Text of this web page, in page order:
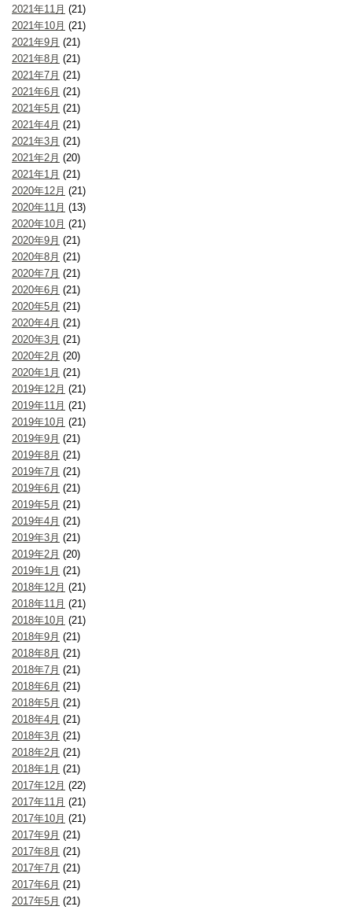
2021年11月 (21)
2021年10月 (21)
2021年9月 (21)
2021年8月 (21)
2021年7月 (21)
2021年6月 (21)
2021年5月 (21)
2021年4月 (21)
2021年3月 (21)
2021年2月 (20)
2021年1月 (21)
2020年12月 (21)
2020年11月 (13)
2020年10月 (21)
2020年9月 (21)
2020年8月 (21)
2020年7月 (21)
2020年6月 (21)
2020年5月 (21)
2020年4月 (21)
2020年3月 (21)
2020年2月 (20)
2020年1月 (21)
2019年12月 (21)
2019年11月 (21)
2019年10月 (21)
2019年9月 (21)
2019年8月 (21)
2019年7月 (21)
2019年6月 (21)
2019年5月 (21)
2019年4月 (21)
2019年3月 (21)
2019年2月 (20)
2019年1月 (21)
2018年12月 (21)
2018年11月 (21)
2018年10月 (21)
2018年9月 (21)
2018年8月 (21)
2018年7月 (21)
2018年6月 (21)
2018年5月 (21)
2018年4月 (21)
2018年3月 (21)
2018年2月 (21)
2018年1月 (21)
2017年12月 (22)
2017年11月 (21)
2017年10月 (21)
2017年9月 (21)
2017年8月 (21)
2017年7月 (21)
2017年6月 (21)
2017年5月 (21)